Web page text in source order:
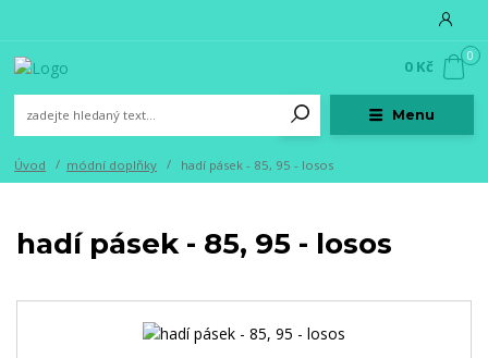
Menu
0
0 Kč
Úvod módní doplňky hadí pásek - 85, 95 - losos
hadí pásek - 85, 95 - losos